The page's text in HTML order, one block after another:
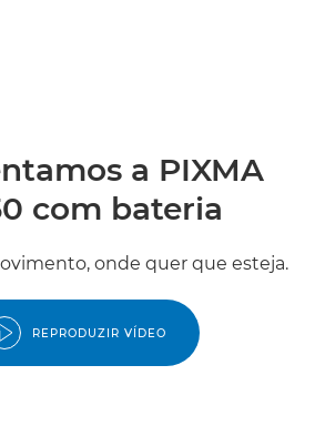
a PIXMA
com bateria
onde quer que esteja.
REPRODUZIR VÍDEO